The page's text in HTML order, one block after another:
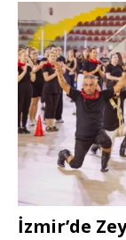
İzmir’de